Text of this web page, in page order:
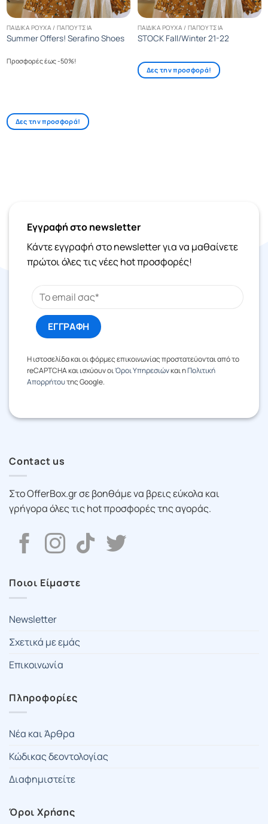
ΠΑΙΔΙΚΆ ΡΟΎΧΑ / ΠΑΠΟΎΤΣΙΑ
Summer Offers! Serafino Shoes
Προσφορές έως -50%!
Δες την προσφορά!
ΠΑΙΔΙΚΆ ΡΟΎΧΑ / ΠΑΠΟΎΤΣΙΑ
STOCK Fall/Winter 21-22
Δες την προσφορά!
Εγγραφή στο newsletter
Κάντε εγγραφή στο newsletter για να μαθαίνετε
πρώτοι όλες τις νέες hot προσφορές!
Η ιστοσελίδα και οι φόρμες επικοινωνίας προστατεύονται από το
reCAPTCHA και ισχύουν οιΌροι Υπηρεσιώνκαι ηΠολιτική
Απορρήτουτης Google.
Contact us
Στο OfferBox.gr σε βοηθάμε να βρεις εύκολα και
γρήγορα όλες τις hot προσφορές της αγοράς.
Ποιοι Είμαστε
Newsletter
Σχετικά με εμάς
Επικοινωνία
Πληροφορίες
Νέα και Άρθρα
Κώδικας δεοντολογίας
Διαφημιστείτε
Όροι Χρήσης